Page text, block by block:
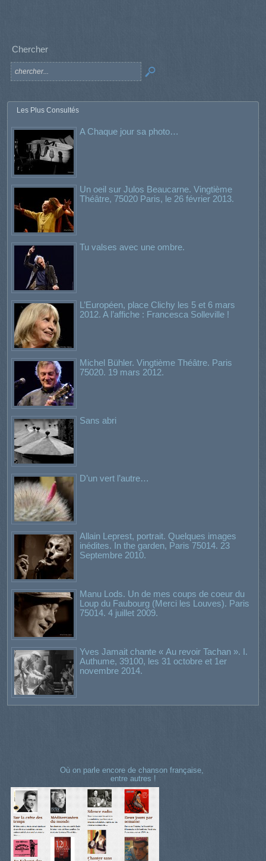
Chercher
Les Plus Consultés
A Chaque jour sa photo…
Un oeil sur Julos Beaucarne. Vingtième
Théâtre, 75020 Paris, le 26 février 2013.
Tu valses avec une ombre.
L’Européen, place Clichy les 5 et 6 mars
2012. A l’affiche : Francesca Solleville !
Michel Bühler. Vingtième Théâtre. Paris
75020. 19 mars 2012.
Sans abri
D’un vert l’autre…
Allain Leprest, portrait. Quelques images
inédites. In the garden, Paris 75014. 23
Septembre 2010.
Manu Lods. Un de mes coups de coeur du
Loup du Faubourg (Merci les Louves). Paris
75014. 4 juillet 2009.
Yves Jamait chante « Au revoir Tachan ». I.
Authume, 39100, les 31 octobre et 1er
novembre 2014.
Où on parle encore de chanson française,
entre autres !